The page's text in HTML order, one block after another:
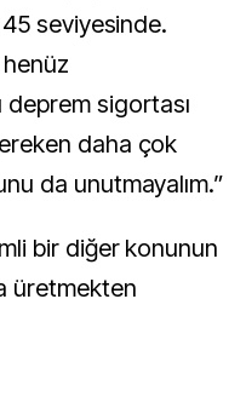
seviyesinde.
deprem sigortası
daha çok
da unutmayalım.”
bir diğer konunun
üretmekten